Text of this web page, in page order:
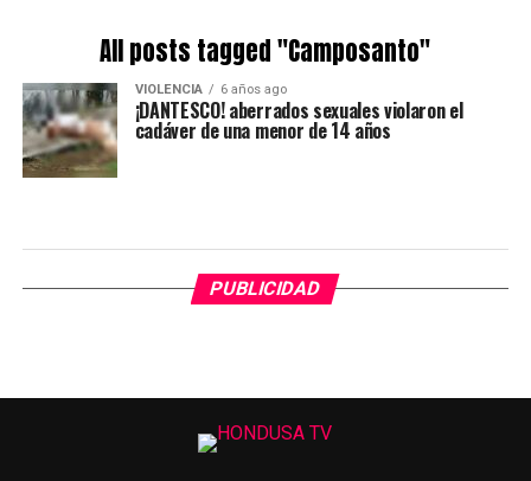
All posts tagged "Camposanto"
VIOLENCIA 6 años ago
¡DANTESCO! aberrados sexuales violaron el
cadáver de una menor de 14 años
PUBLICIDAD